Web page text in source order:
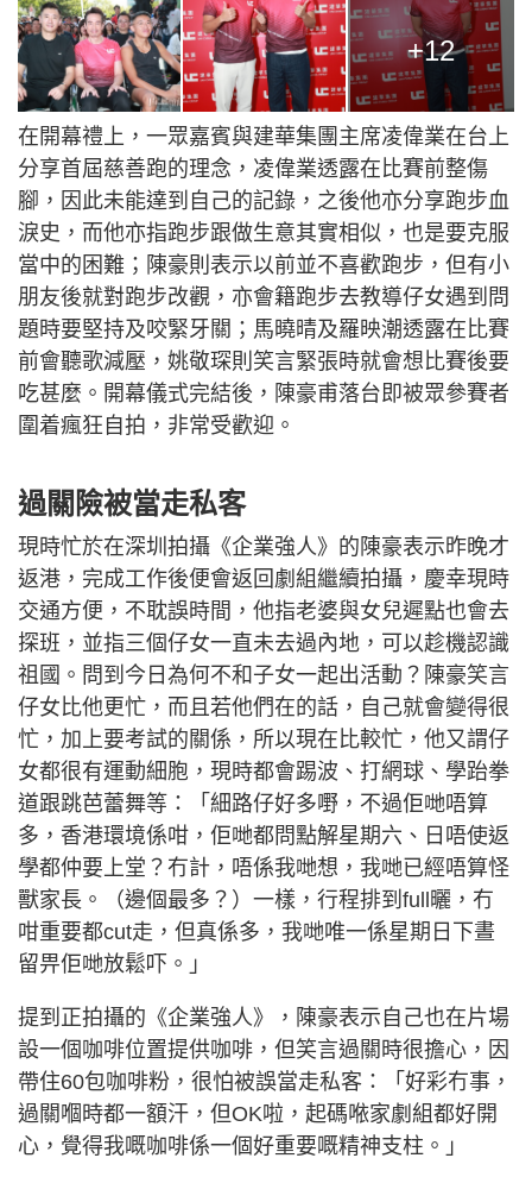
+12
在開幕禮上，一眾嘉賓與建華集團主席凌偉業在台上
分享首屆慈善跑的理念，凌偉業透露在比賽前整傷
腳，因此未能達到自己的記錄，之後他亦分享跑步血
淚史，而他亦指跑步跟做生意其實相似，也是要克服
當中的困難；陳豪則表示以前並不喜歡跑步，但有小
朋友後就對跑步改觀，亦會籍跑步去教導仔女遇到問
題時要堅持及咬緊牙關；馬曉晴及羅映潮透露在比賽
前會聽歌減壓，姚敬琛則笑言緊張時就會想比賽後要
吃甚麼。開幕儀式完結後，陳豪甫落台即被眾參賽者
圍着瘋狂自拍，非常受歡迎。
過關險被當走私客
現時忙於在深圳拍攝《企業強人》的陳豪表示昨晚才
返港，完成工作後便會返回劇組繼續拍攝，慶幸現時
交通方便，不耽誤時間，他指老婆與女兒遲點也會去
探班，並指三個仔女一直未去過內地，可以趁機認識
祖國。問到今日為何不和子女一起出活動？陳豪笑言
仔女比他更忙，而且若他們在的話，自己就會變得很
忙，加上要考試的關係，所以現在比較忙，他又謂仔
女都很有運動細胞，現時都會踢波、打網球、學跆拳
道跟跳芭蕾舞等：「細路仔好多嘢，不過佢哋唔算
多，香港環境係咁，佢哋都問點解星期六、日唔使返
學都仲要上堂？冇計，唔係我哋想，我哋已經唔算怪
獸家長。（邊個最多？）一樣，行程排到full曬，冇
咁重要都cut走，但真係多，我哋唯一係星期日下晝
留畀佢哋放鬆吓。」
提到正拍攝的《企業強人》，陳豪表示自己也在片場
設一個咖啡位置提供咖啡，但笑言過關時很擔心，因
帶住60包咖啡粉，很怕被誤當走私客：「好彩冇事，
過關嗰時都一額汗，但OK啦，起碼𠵱家劇組都好開
心，覺得我嘅咖啡係一個好重要嘅精神支柱。」